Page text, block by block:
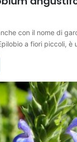
con il nome di
a fiori piccoli, è